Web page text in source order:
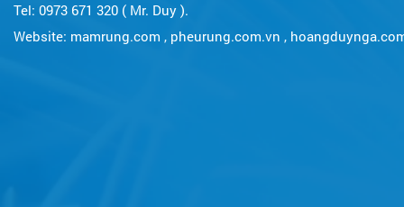
Tel: 0973 671 320 ( Mr. Duy ).
Website: mamrung.com , pheurung.com.vn ,